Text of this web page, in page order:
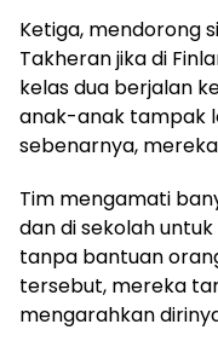
Ketiga, mendorong
Takheran jika di
kelas dua berjalan
anak-anak tampak
sebenarnya,
Tim mengamati
dan di sekolah
tanpa bantuan
tersebut, mereka
mengarahkan